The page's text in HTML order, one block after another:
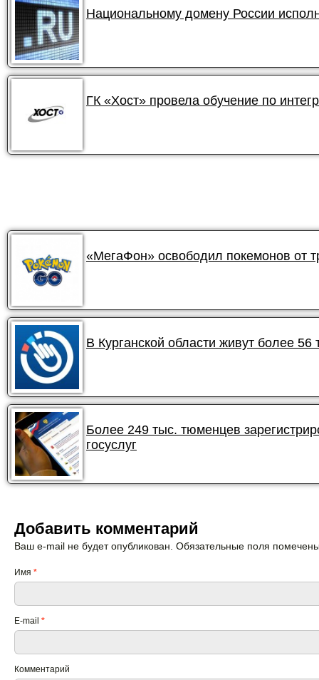
Национальному домену России
ГК «Хост» провела обучение по
«МегаФон» освободил покемонов от
В Курганской области живут более
Более 249 тыс. тюменцев
госуслуг
Добавить комментарий
Ваш e-mail не будет опубликован. Обязательные поля
Имя *
E-mail *
Комментарий